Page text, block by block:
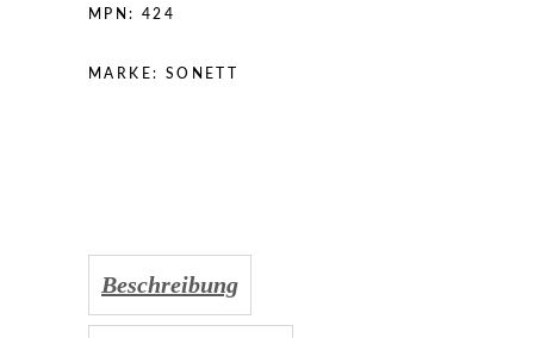
MPN: 424
MARKE: SONETT
Beschreibung